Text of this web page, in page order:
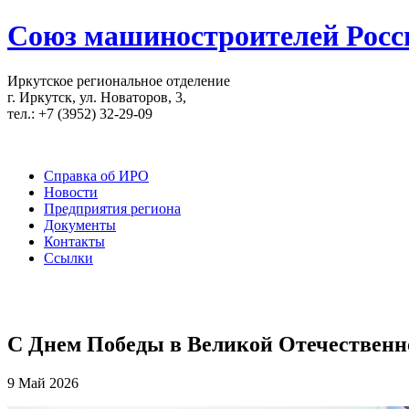
Союз машиностроителей
Иркутское региональное отделение
г. Иркутск, ул. Новаторов, 3,
тел.: +7 (3952) 32-29-09
Справка об ИРО
Новости
Предприятия региона
Документы
Контакты
Ссылки
С Днем Победы в Великой
9 Май 2026